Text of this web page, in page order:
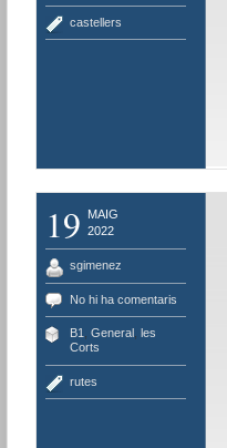
castellers
19
MAIG
2022
sgimenez
No hi ha comentaris
B1 General
les
Corts
rutes